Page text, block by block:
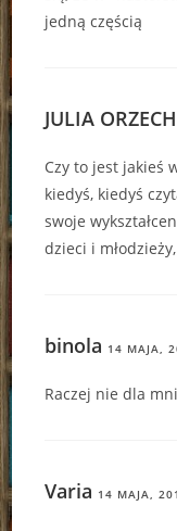
jedną częścią
JULIA ORZECH
Czy to jest jakieś
kiedyś, kiedyś
swoje
dzieci i
binola 14 MAJA,
Raczej nie dla
Varia 14 MAJA,